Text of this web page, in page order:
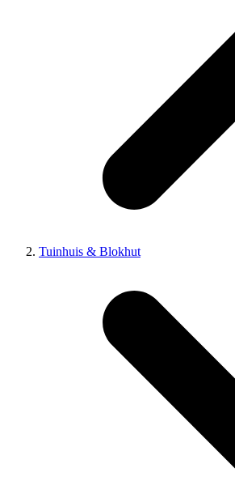
Tuinhuis & Blokhut